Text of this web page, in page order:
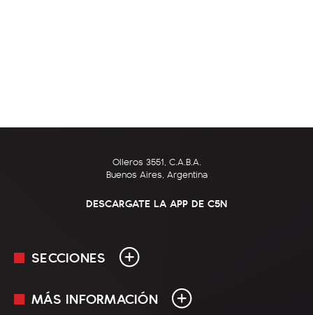
Olleros 3551, C.A.B.A.
Buenos Aires, Argentina
DESCARGATE LA APP DE C5N
SECCIONES
En Vivo
MÁS INFORMACIÓN